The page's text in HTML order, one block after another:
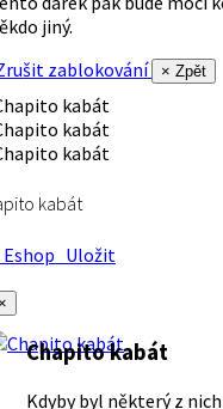
jiný.
zablokování
× Zpět
kabát
Uložit
Chapito kabát
Kdyby byl některý z